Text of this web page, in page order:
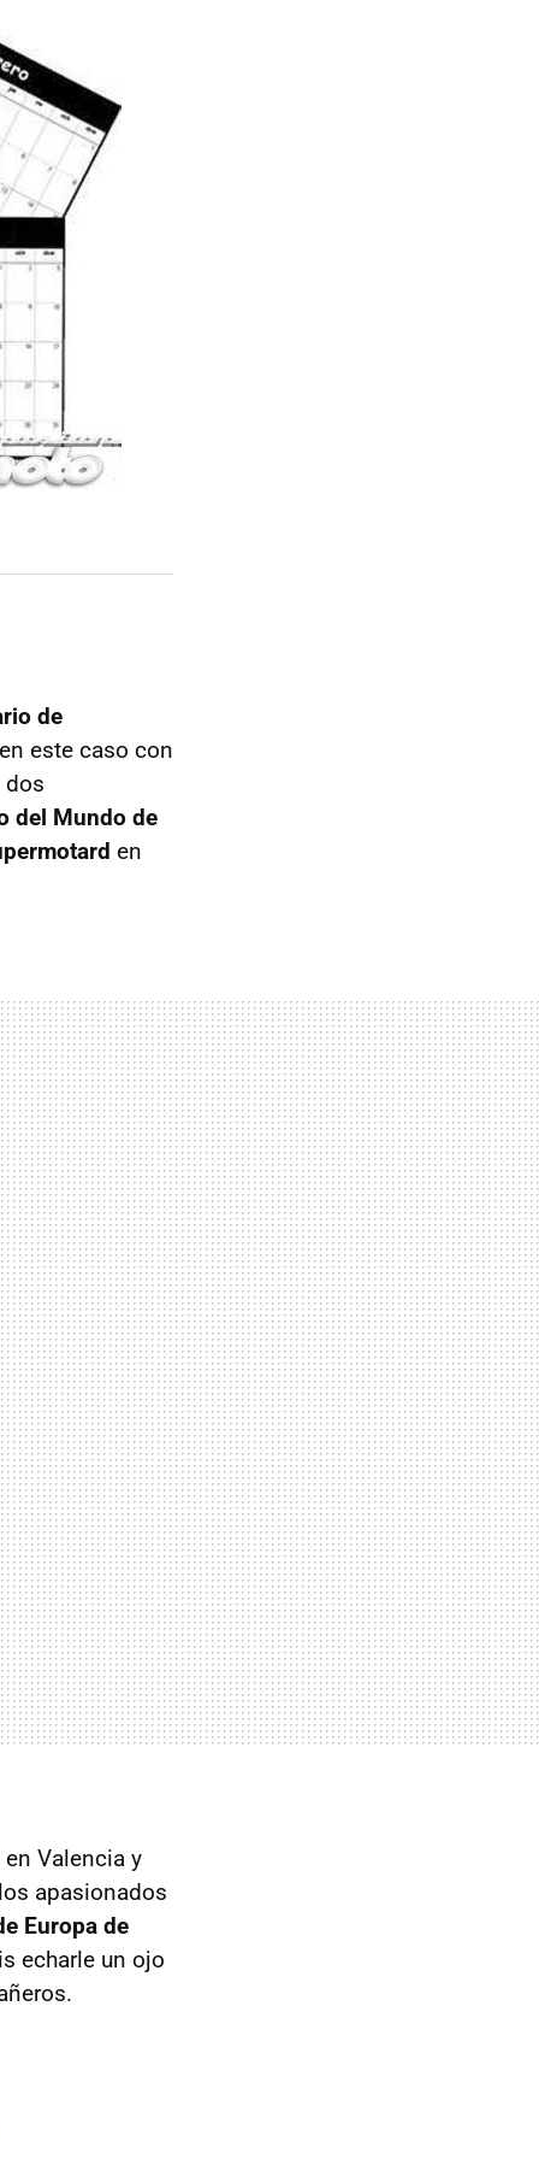
de
este caso con
dos
del Mundo de
en
en Valencia y
apasionados
Europa de
echarle un ojo